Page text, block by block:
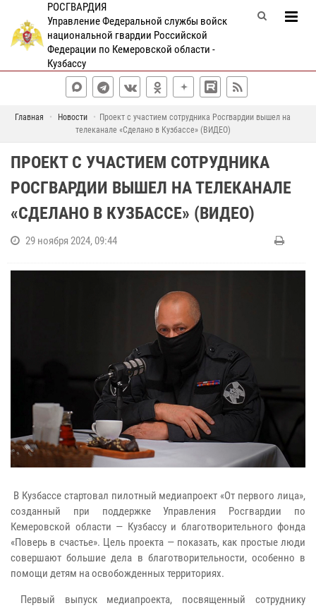
РОСГВАРДИЯ
Управление Федеральной службы войск
национальной гвардии Российской
Федерации по Кемеровской области -
Кузбассу
Главная Новости
Проект с участием сотрудника Росгвардии вышел на
телеканале «Сделано в Кузбассе» (ВИДЕО)
ПРОЕКТ С УЧАСТИЕМ СОТРУДНИКА
РОСГВАРДИИ ВЫШЕЛ НА ТЕЛЕКАНАЛЕ
«СДЕЛАНО В КУЗБАССЕ» (ВИДЕО)
29 ноября 2024, 09:44
В Кузбассе стартовал пилотный медиапроект «От первого лица»,
созданный при поддержке Управления Росгвардии по
Кемеровской области — Кузбассу и благотворительного фонда
«Поверь в счастье». Цель проекта — показать, как простые люди
совершают большие дела в благотворительности, особенно в
помощи детям на освобожденных территориях.
Первый выпуск медиапроекта, посвященный сотруднику